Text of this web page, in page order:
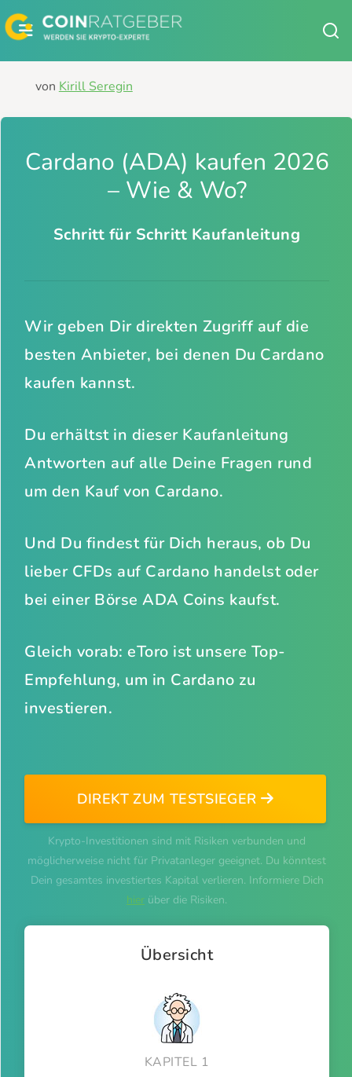
Zum
Inhalt
springen
von Kirill Seregin
Cardano (ADA) kaufen 2026
– Wie & Wo?
Schritt für Schritt Kaufanleitung
Wir geben Dir direkten Zugriff auf die
besten Anbieter, bei denen Du Cardano
kaufen kannst.
Du erhältst in dieser Kaufanleitung
Antworten auf alle Deine Fragen rund
um den Kauf von Cardano.
Und Du findest für Dich heraus, ob Du
lieber CFDs auf Cardano handelst oder
bei einer Börse ADA Coins kaufst.
Gleich vorab: eToro ist unsere Top-
Empfehlung, um in Cardano zu
investieren.
DIREKT ZUM TESTSIEGER
Krypto-Investitionen sind mit Risiken verbunden und
möglicherweise nicht für Privatanleger geeignet. Du könntest
Dein gesamtes investiertes Kapital verlieren. Informiere Dich
hier über die Risiken.
Übersicht
KAPITEL 1